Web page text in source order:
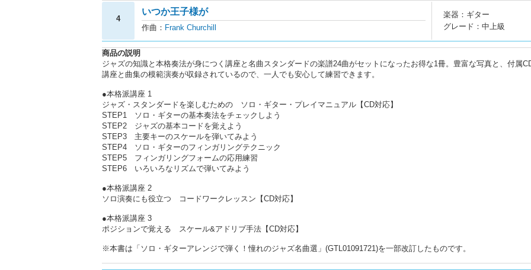
4
いつか王子様が
作曲： Frank Churchill
楽器：ギター
グレード：中上級
商品の説明
ジャズの知識と本格奏法が身につく講座と名曲スタンダードの楽譜24曲がセットになったお得な1冊。豊富な写真と、付属
講座と曲集の模範演奏が収録されているので、一人でも安心して練習できます。
●本格派講座 1
ジャズ・スタンダードを楽しむための ソロ・ギター・プレイマニュアル【CD対応】
STEP1 ソロ・ギターの基本奏法をチェックしよう
STEP2 ジャズの基本コードを覚えよう
STEP3 主要キーのスケールを弾いてみよう
STEP4 ソロ・ギターのフィンガリングテクニック
STEP5 フィンガリングフォームの応用練習
STEP6 いろいろなリズムで弾いてみよう
●本格派講座 2
ソロ演奏にも役立つ コードワークレッスン【CD対応】
●本格派講座 3
ポジションで覚える スケール&アドリブ手法【CD対応】
※本書は「ソロ・ギターアレンジで弾く！憧れのジャズ名曲選」(GTL01091721)を一部改訂したものです。